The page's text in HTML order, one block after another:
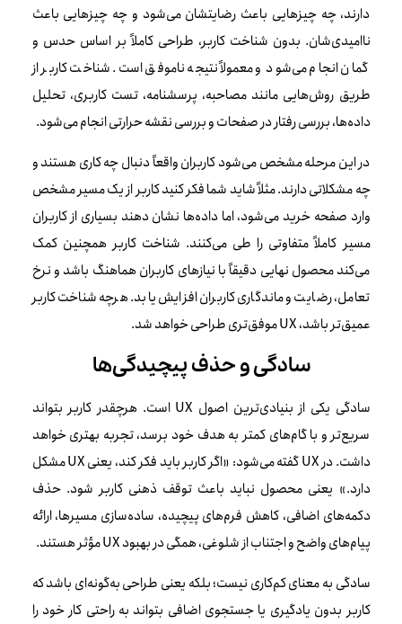
دارند، چه چیزهایی باعث رضایتشان می‌شود و چه چیزهایی باعث
ناامیدی‌شان. بدون شناخت کاربر، طراحی کاملاً بر اساس حدس و
گمان انجام می‌شود و معمولاً نتیجه ناموفق است. شناخت کاربر از
طریق روش‌هایی مانند مصاحبه، پرسشنامه، تست کاربری، تحلیل
داده‌ها، بررسی رفتار در صفحات و بررسی نقشه حرارتی انجام می‌شود.
در این مرحله مشخص می‌شود کاربران واقعاً دنبال چه کاری هستند و
چه مشکلاتی دارند. مثلاً شاید شما فکر کنید کاربر از یک مسیر مشخص
وارد صفحه خرید می‌شود، اما داده‌ها نشان دهند بسیاری از کاربران
مسیر کاملاً متفاوتی را طی می‌کنند. شناخت کاربر همچنین کمک
می‌کند محصول نهایی دقیقاً با نیازهای کاربران هماهنگ باشد و نرخ
تعامل، رضایت و ماندگاری کاربران افزایش یابد. هرچه شناخت کاربر
عمیق‌تر باشد، UX موفق‌تری طراحی خواهد شد.
سادگی و حذف پیچیدگی‌ها
سادگی یکی از بنیادی‌ترین اصول UX است. هرچقدر کاربر بتواند
سریع‌تر و با گام‌های کمتر به هدف خود برسد، تجربه بهتری خواهد
داشت. در UX گفته می‌شود: «اگر کاربر باید فکر کند، یعنی UX مشکل
دارد.» یعنی محصول نباید باعث توقف ذهنی کاربر شود. حذف
دکمه‌های اضافی، کاهش فرم‌های پیچیده، ساده‌سازی مسیرها، ارائه
پیام‌های واضح و اجتناب از شلوغی، همگی در بهبود UX مؤثر هستند.
سادگی به معنای کم‌کاری نیست؛ بلکه یعنی طراحی به‌گونه‌ای باشد که
کاربر بدون یادگیری یا جستجوی اضافی بتواند به راحتی کار خود را